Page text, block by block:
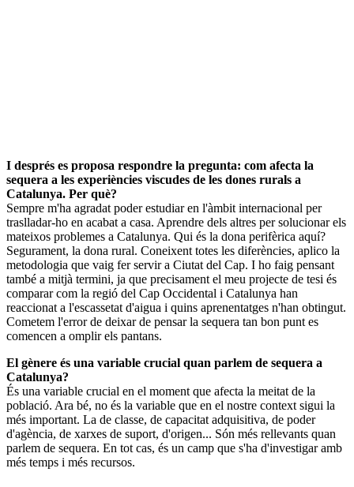
I després es proposa respondre la pregunta: com afecta la
sequera a les experiències viscudes de les dones rurals a
Catalunya. Per què?
Sempre m'ha agradat poder estudiar en l'àmbit internacional per
traslladar-ho en acabat a casa. Aprendre dels altres per solucionar els
mateixos problemes a Catalunya. Qui és la dona perifèrica aquí?
Segurament, la dona rural. Coneixent totes les diferències, aplico la
metodologia que vaig fer servir a Ciutat del Cap. I ho faig pensant
també a mitjà termini, ja que precisament el meu projecte de tesi és
comparar com la regió del Cap Occidental i Catalunya han
reaccionat a l'escassetat d'aigua i quins aprenentatges n'han obtingut.
Cometem l'error de deixar de pensar la sequera tan bon punt es
comencen a omplir els pantans.
El gènere és una variable crucial quan parlem de sequera a
Catalunya?
És una variable crucial en el moment que afecta la meitat de la
població. Ara bé, no és la variable que en el nostre context sigui la
més important. La de classe, de capacitat adquisitiva, de poder
d'agència, de xarxes de suport, d'origen... Són més rellevants quan
parlem de sequera. En tot cas, és un camp que s'ha d'investigar amb
més temps i més recursos.